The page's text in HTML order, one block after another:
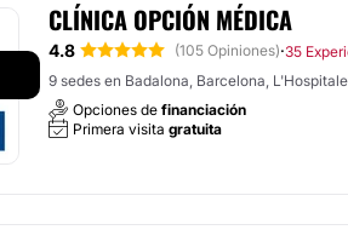
CLÍNICA OPCIÓN MÉDICA
4.8 (105 Opiniones)·35
9 sedes en Badalona, Barcelona,
Opciones de financiación
Primera visita gratuita